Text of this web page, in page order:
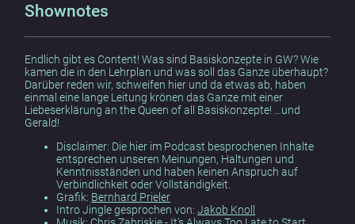
Shownotes
Endlich gibt es Content! Was sind Basiskonzepte in GW? Wie
kamen die in den Lehrplan und was soll das Ganze überhaupt?
Darüber reden wir, schweifen hier und da etwas ab, haben
einmal eine lange Leitung krönen das Ganze mit einer
Liebeserklärung an the Queen of all Basiskonzepte! …und
Gerald!
Disclaimer: Die hier im Podcast besprochenen Inhalte
entsprechen unseren Meinungen, Haltungen und
Kenntnisständen und haben keinen Anspruch auf
Verbindlichkeit oder Vollständigkeit.
Grafik: Bernhard Prieler
Intro Jingle gesprochen von:Jakob Knoll